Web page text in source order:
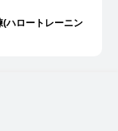
ハロートレーニン